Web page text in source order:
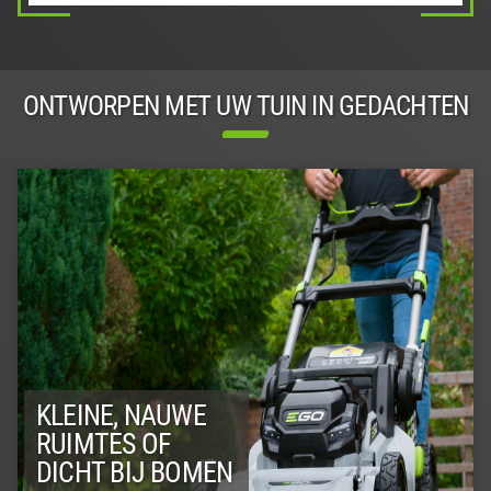
ONTWORPEN MET UW TUIN IN GEDACHTEN
KLEINE, NAUWE
RUIMTES OF
DICHT BIJ BOMEN